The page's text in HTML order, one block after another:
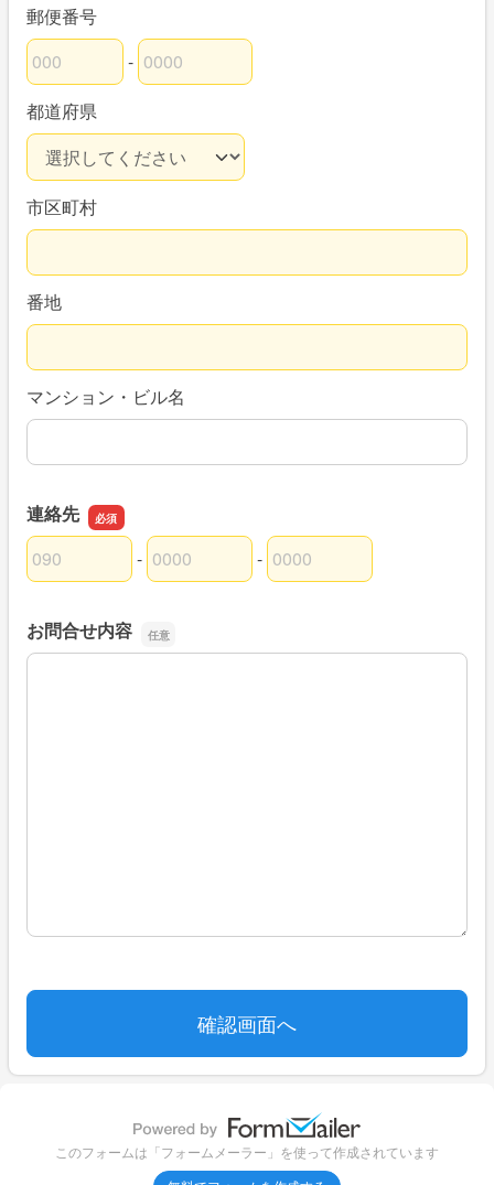
郵便番号
郵便番号の上3桁
-
郵便番号の下4桁
都道府県
市区町村
番地
マンション・ビル名
連絡先
連絡先の市外局番
-
連絡先の市内局番 -
連絡先の加入者番号
お問合せ内容
お問合せ内容
このフォームは「フォームメーラー」を使って作成されています